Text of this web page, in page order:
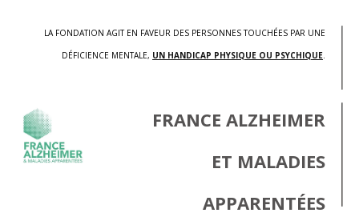
LA FONDATION AGIT EN FAVEUR DES PERSONNES TOUCHÉES PAR UNE
DÉFICIENCE MENTALE, UN HANDICAP PHYSIQUE OU PSYCHIQUE.
FRANCE ALZHEIMER
ET MALADIES
APPARENTÉES